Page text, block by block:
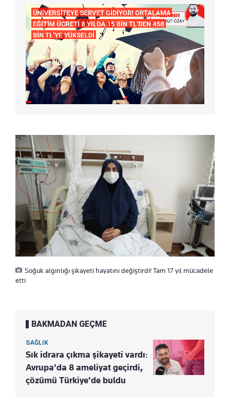
Soğuk algınlığı şikayeti hayatını değiştirdi! Tam 17 yıl mücadele
etti
BAKMADAN GEÇME
SAĞLIK
Sık idrara çıkma şikayeti vardı:
Avrupa'da 8 ameliyat geçirdi,
çözümü Türkiye'de buldu